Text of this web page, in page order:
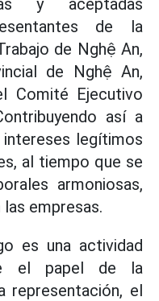
y aceptadas
de la
de Nghệ An,
de Nghệ An,
Comité Ejecutivo
así a
legítimos
al tiempo que se
armoniosas,
empresas.
es una actividad
el papel de la
representación, el